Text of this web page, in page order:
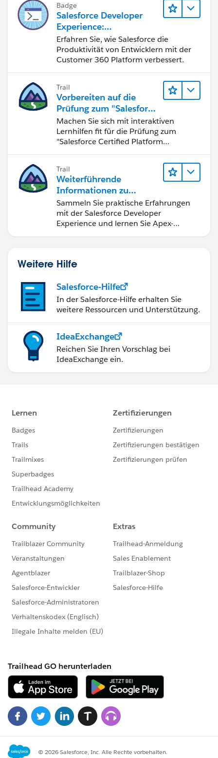
Badge
Salesforce Developer
Experience:
Schnelleinstieg
Erfahren Sie, wie Salesforce die
Produktivität von Entwicklern mit der
Customer 360 Platform verbessert.
Trail
Vorbereiten auf die
Prüfung zum "Salesforce
Certified Platform
Developer"
Machen Sie sich mit interaktiven
Lernhilfen fit für die Prüfung zum
"Salesforce Certified Platform
Trail
Weiterführende
Informationen zu
Salesforce-
Entwicklungstools und -
konzepten
Sammeln Sie praktische Erfahrungen
mit der Salesforce Developer
Experience und lernen Sie Apex-
Weitere Hilfe
Salesforce-Hilfe
In der Salesforce-Hilfe erhalten Sie
weitere Ressourcen und Unterstützung.
IdeaExchange
Reichen Sie Ihren Vorschlag bei
IdeaExchange ein.